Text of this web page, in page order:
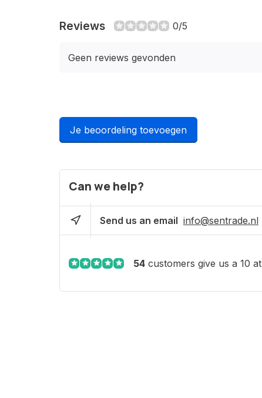
Reviews 0/5
Geen reviews gevonden
Je beoordeling toevoegen
Can we help?
Send us an email info@sentrade.nl
54 customers give us a 10 at